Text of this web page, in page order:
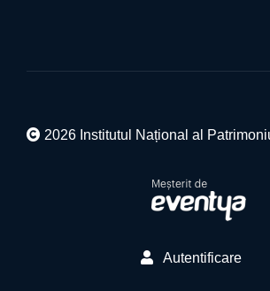
2026 Institutul Național al
Autentificare